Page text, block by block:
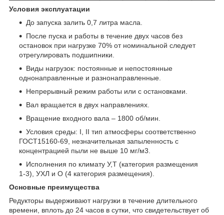
Условия эксплуатации
До запуска залить 0,7 литра масла.
После пуска и работы в течение двух часов без
остановок при нагрузке 70% от номинальной следует
отрегулировать подшипники.
Виды нагрузок: постоянные и непостоянные
однонаправленные и разнонаправленные.
Непрерывный режим работы или с остановками.
Вал вращается в двух направлениях.
Вращение входного вала – 1800 об/мин.
Условия среды: I, II тип атмосферы соответственно
ГОСТ15160-69, незначительная запыленность с
концентрацией пыли не выше 10 мг/м3.
Исполнения по климату У,Т (категория размещения
1-3), УХЛ и О (4 категория размещения).
Основные преимущества
Редукторы выдерживают нагрузки в течение длительного
времени, вплоть до 24 часов в сутки, что свидетельствует об